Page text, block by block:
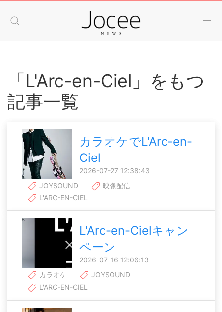
「L'Arc-en-Ciel」をもつ
記事一覧
カラオケでL'Arc-en-
Ciel
2026-07-27 12:38:43
JOYSOUND
映像配信
L'ARC-EN-CIEL
L'Arc-en-Cielキャン
ペーン
2026-07-16 12:06:13
カラオケ
JOYSOUND
L'ARC-EN-CIEL